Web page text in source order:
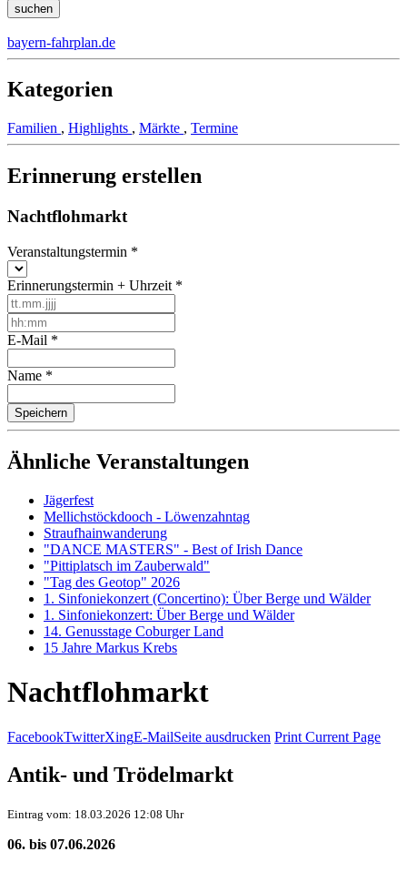
bayern-fahrplan.de
Kategorien
Familien , Highlights , Märkte , Termine
Erinnerung erstellen
Nachtflohmarkt
Veranstaltungstermin *
Erinnerungstermin + Uhrzeit *
E-Mail *
Name *
Ähnliche Veranstaltungen
Jägerfest
Mellichstöckdooch - Löwenzahntag
Straufhainwanderung
"DANCE MASTERS" - Best of Irish Dance
"Pittiplatsch im Zauberwald"
"Tag des Geotop" 2026
1. Sinfoniekonzert (Concertino): Über Berge und Wälder
1. Sinfoniekonzert: Über Berge und Wälder
14. Genusstage Coburger Land
15 Jahre Markus Krebs
Nachtflohmarkt
FacebookTwitterXingE-MailSeite ausdrucken Print Current Page
Antik- und Trödelmarkt
Eintrag vom: 18.03.2026 12:08 Uhr
06. bis 07.06.2026